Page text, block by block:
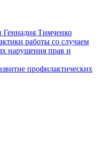
Геннадия Тимченко
работы со случаем
нарушения прав и
профилактических